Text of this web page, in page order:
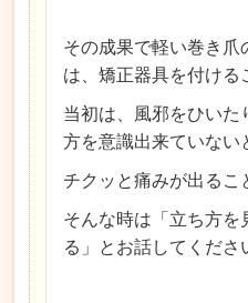
その成果で軽い巻き爪
は、矯正器具を付ける
当初は、風邪をひいた
方を意識出来ていない
チクッと痛みが出るこ
そんな時は「立ち方を
る」とお話してくださ